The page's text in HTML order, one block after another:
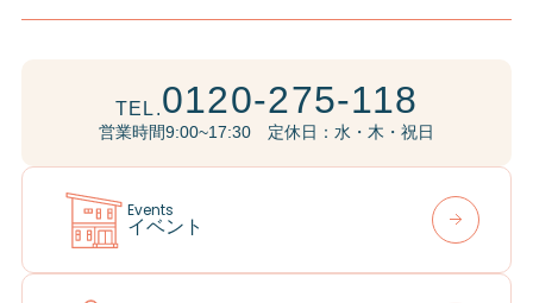
TEL.0120-275-118
営業時間9:00~17:30 定休日：水・木・祝日
Events
イベント